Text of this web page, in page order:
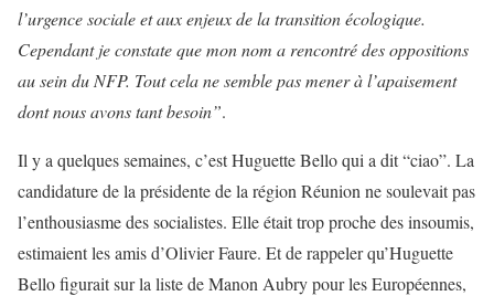
l’urgence sociale et aux enjeux de la transition écologique.
Cependant je constate que mon nom a rencontré des oppositions
au sein du NFP. Tout cela ne semble pas mener à l’apaisement
dont nous avons tant besoin”.
Il y a quelques semaines, c’est Huguette Bello qui a dit “ciao”. La
candidature de la présidente de la région Réunion ne soulevait pas
l’enthousiasme des socialistes. Elle était trop proche des insoumis,
estimaient les amis d’Olivier Faure. Et de rappeler qu’Huguette
Bello figurait sur la liste de Manon Aubry pour les Européennes,